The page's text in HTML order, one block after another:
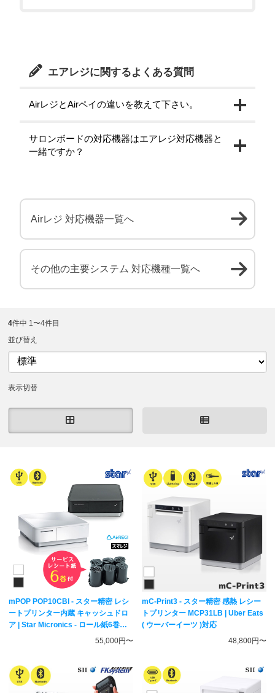
エアレジに関するよくある質問
AirレジとAirペイの違いを教えて下さい。
サロンボードの対応機器はエアレジ対応機器と
一緒ですか？
Airレジ 対応機器一覧へ
その他の主要システム 対応機種一覧へ
4件中 1〜4件目
並び替え
表示切替
mPOP POP10CBI - スター精密 レシ
ートプリンター内蔵 キャッシュドロ
ア | Star Micronics - ロール紙6巻付
55,000円〜
mC-Print3 - スター精密 感熱 レシー
トプリンター MCP31LB | Uber Eats
( ウーバーイーツ )対応
48,800円〜